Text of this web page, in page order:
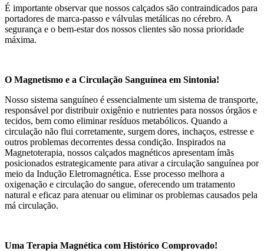
É importante observar que nossos calçados são contraindicados para
portadores de marca-passo e válvulas metálicas no cérebro. A
segurança e o bem-estar dos nossos clientes são nossa prioridade
máxima.
O Magnetismo e a Circulação Sanguínea em Sintonia!
Nosso sistema sanguíneo é essencialmente um sistema de transporte,
responsável por distribuir oxigênio e nutrientes para nossos órgãos e
tecidos, bem como eliminar resíduos metabólicos. Quando a
circulação não flui corretamente, surgem dores, inchaços, estresse e
outros problemas decorrentes dessa condição. Inspirados na
Magnetoterapia, nossos calçados magnéticos apresentam ímãs
posicionados estrategicamente para ativar a circulação sanguínea por
meio da Indução Eletromagnética. Esse processo melhora a
oxigenação e circulação do sangue, oferecendo um tratamento
natural e eficaz para atenuar ou eliminar os problemas causados pela
má circulação.
Uma Terapia Magnética com Histórico Comprovado!